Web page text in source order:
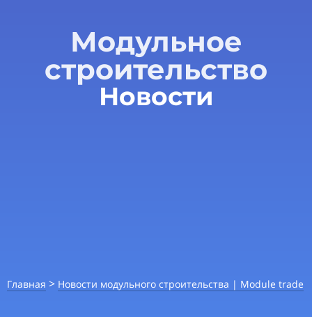
Модульное
строительство
Новости
Главная > Новости модульного строительства | Module trade